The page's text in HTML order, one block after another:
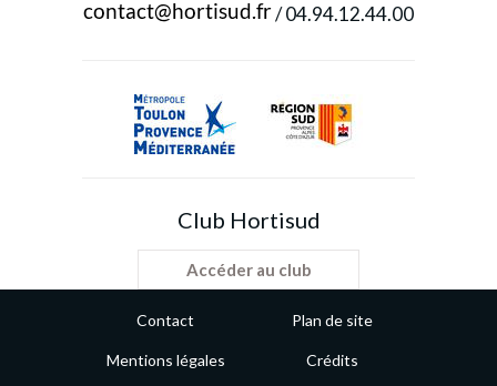
Brise de
Printemps
Bucolique
/04.94.12.44.00
Club Hortisud
Accéder au club
Contact Plan de site
Mentions légales Crédits